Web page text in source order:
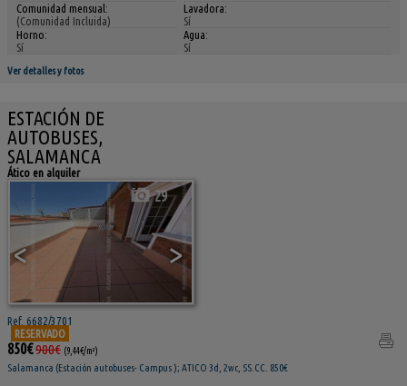
Comunidad mensual:
(Comunidad Incluida)
Lavadora:
Sí
Horno:
Sí
Agua:
Sí
Ver detalles y fotos
ESTACIÓN DE
AUTOBUSES,
SALAMANCA
Ático en alquiler
< >
29
Ref. 6682/3701
RESERVADO
850€900€ (9,44€/m²)
Salamanca (Estación autobuses- Campus ); ATICO 3d, 2wc, SS.CC. 850€